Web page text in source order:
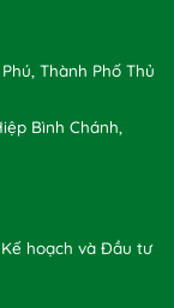
Thành Phố Thủ
Bình Chánh,
hoạch và Đầu tư